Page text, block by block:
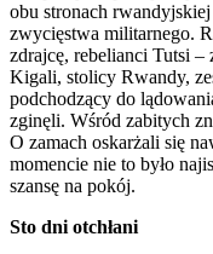
obu stronach
zwycięstwa militarnego.
zdrajcę, rebelianci Tutsi
Kigali, stolicy Rwandy,
podchodzący do
zginęli. Wśród zabitych
O zamach oskarżali się
momencie nie to było
szansę na pokój.
Sto dni otchłani